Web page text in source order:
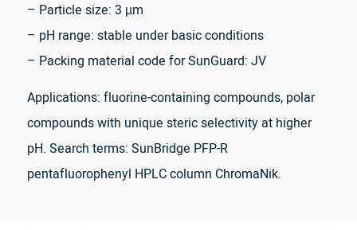
– Particle size: 3 µm
– pH range: stable under basic conditions
– Packing material code for SunGuard: JV
Applications: fluorine-containing compounds, polar
compounds with unique steric selectivity at higher
pH. Search terms: SunBridge PFP-R
pentafluorophenyl HPLC column ChromaNik.